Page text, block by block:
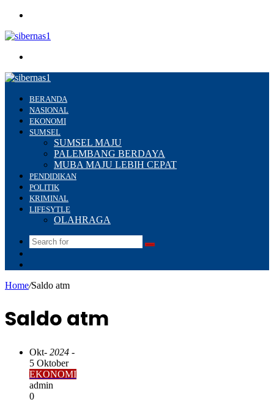
BERANDA
NASIONAL
EKONOMI
SUMSEL
SUMSEL MAJU
PALEMBANG BERDAYA
MUBA MAJU LEBIH CEPAT
PENDIDIKAN
POLITIK
KRIMINAL
LIFESYTLE
OLAHRAGA
Search
Home/Saldo atm
Saldo atm
Okt- 2024 -
5 Oktober
EKONOMI
admin
0